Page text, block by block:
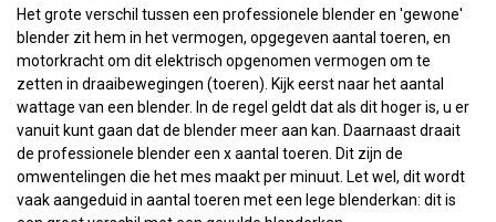
Het grote verschil tussen een professionele blender en 'gewone'
blender zit hem in het vermogen, opgegeven aantal toeren, en
motorkracht om dit elektrisch opgenomen vermogen om te
zetten in draaibewegingen (toeren). Kijk eerst naar het aantal
wattage van een blender. In de regel geldt dat als dit hoger is, u er
vanuit kunt gaan dat de blender meer aan kan. Daarnaast draait
de professionele blender een x aantal toeren. Dit zijn de
omwentelingen die het mes maakt per minuut. Let wel, dit wordt
vaak aangeduid in aantal toeren met een lege blenderkan: dit is